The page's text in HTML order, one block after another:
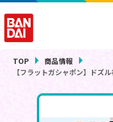
TOP
商品情報
【フラットガシャポン】ドズ